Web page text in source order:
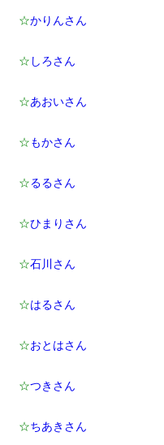
☆かりんさん
☆ しろさん
☆あおいさん
☆もかさん
☆るるさん
☆ひまりさん
☆石川さん
☆はるさん
☆おとはさん
☆つきさん
☆ちあきさん